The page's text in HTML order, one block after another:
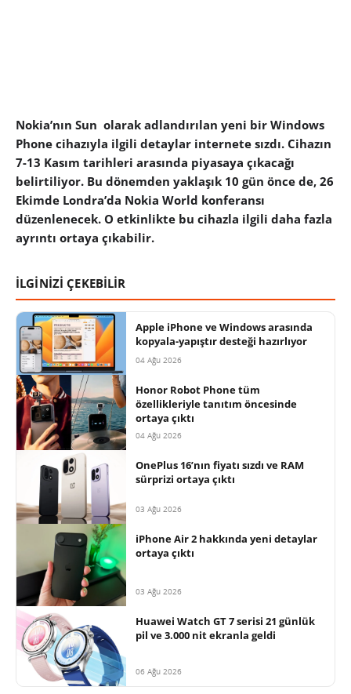
Nokia’nın Sun olarak adlandırılan yeni bir Windows
Phone cihazıyla ilgili detaylar internete sızdı. Cihazın
7-13 Kasım tarihleri arasında piyasaya çıkacağı
belirtiliyor. Bu dönemden yaklaşık 10 gün önce de, 26
Ekimde Londra’da Nokia World konferansı
düzenlenecek. O etkinlikte bu cihazla ilgili daha fazla
ayrıntı ortaya çıkabilir.
İLGİNİZİ ÇEKEBİLİR
Apple iPhone ve Windows arasında
kopyala-yapıştır desteği hazırlıyor
04 Ağu 2026
Honor Robot Phone tüm
özellikleriyle tanıtım öncesinde
ortaya çıktı
04 Ağu 2026
OnePlus 16’nın fiyatı sızdı ve RAM
sürprizi ortaya çıktı
03 Ağu 2026
iPhone Air 2 hakkında yeni detaylar
ortaya çıktı
03 Ağu 2026
Huawei Watch GT 7 serisi 21 günlük
pil ve 3.000 nit ekranla geldi
06 Ağu 2026